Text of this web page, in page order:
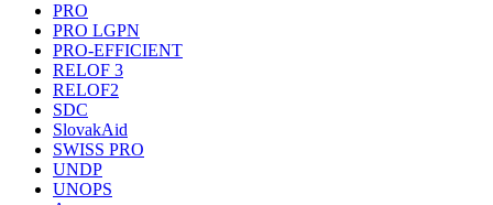
PRO
PRO LGPN
PRO-EFFICIENT
RELOF 3
RELOF2
SDC
SlovakAid
SWISS PRO
UNDP
UNOPS